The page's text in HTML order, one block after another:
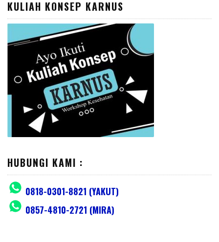
KULIAH KONSEP KARNUS
HUBUNGI KAMI :
0818-0301-8821 (YAKUT)
0857-4810-2721 (MIRA)